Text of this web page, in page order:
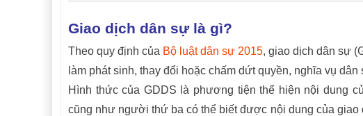
Giao dịch dân sự là gì?
Theo quy định của Bộ luật dân sự 2015, giao dịch dân sự
làm phát sinh, thay đổi hoặc chấm dứt quyền, nghĩa vụ dân
Hình thức của GDDS là phương tiện thể hiện nội dung
cũng như người thứ ba có thể biết được nội dung của